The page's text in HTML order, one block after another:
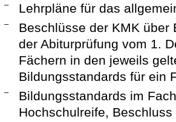
– Lehrpläne für das
–
Beschlüsse der KMK über
der Abiturprüfung vom 1.
Fächern in den jeweils
Bildungsstandards für ein
–
Bildungsstandards im
Hochschulreife,